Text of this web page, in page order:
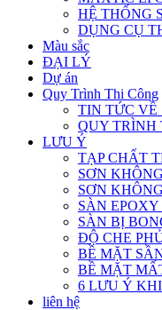
HỆ THỐNG
DỤNG CỤ
Màu sắc
ĐẠI LÝ
Dự án
Quy Trình Thi Công
TIN TỨC VỀ
QUY TRÌNH
LƯU Ý
TẠP CHẤT
SƠN
SƠN
SÀN
SÀN BỊ
ĐỘ CHE
BỀ MẶT
BỀ MẶT
6 LƯU Ý
liên hệ